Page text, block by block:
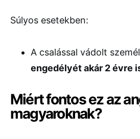
Súlyos esetekben:
A csalással vádolt
engedélyét akár 2 évre
Miért fontos ez az
magyaroknak?